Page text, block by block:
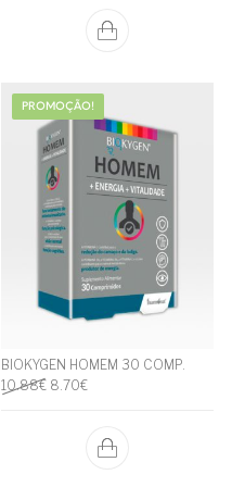
PROMOÇÃO!
BIOKYGEN HOMEM 30 COMP.
10.88€ O preço original era: 10.88€.
8.70€O preço atual é: 8.70€.